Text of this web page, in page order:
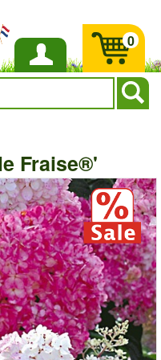
Inloggen
0
Fraise®'